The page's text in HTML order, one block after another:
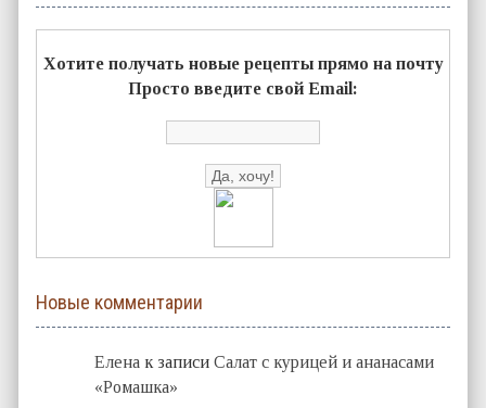
Хотите получать новые рецепты прямо на почту
Просто введите свой Email:
Новые комментарии
Елена к записиСалат с курицей и ананасами
«Ромашка»